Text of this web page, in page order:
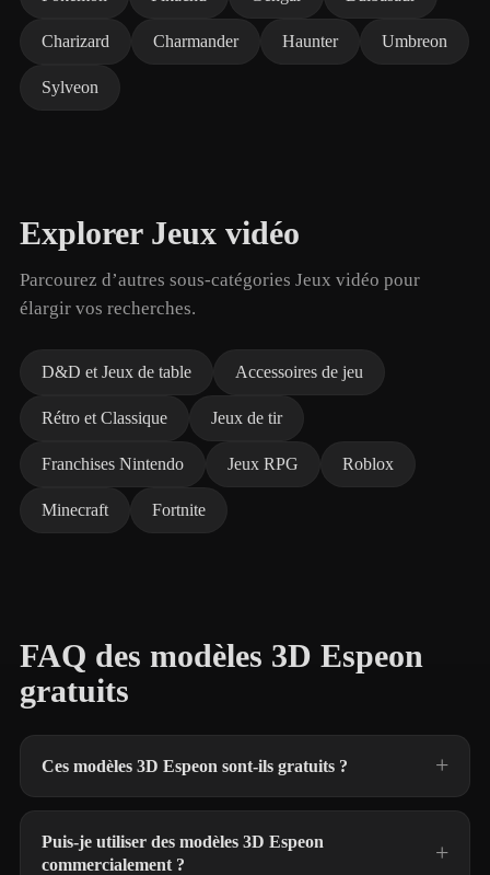
Charizard Charmander Haunter Umbreon
Sylveon
Explorer Jeux vidéo
Parcourez d’autres sous-catégories Jeux vidéo pour
élargir vos recherches.
D&D et Jeux de table Accessoires de jeu
Rétro et Classique Jeux de tir
Franchises Nintendo Jeux RPG Roblox
Minecraft Fortnite
FAQ des modèles 3D Espeon
gratuits
Ces modèles 3D Espeon sont-ils gratuits ?
Puis-je utiliser des modèles 3D Espeon
commercialement ?